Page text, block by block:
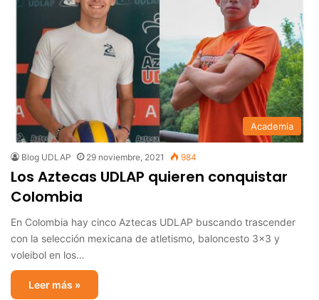
Academia
Blog UDLAP 29 noviembre, 2021 984
Los Aztecas UDLAP quieren conquistar
Colombia
En Colombia hay cinco Aztecas UDLAP buscando trascender
con la selección mexicana de atletismo, baloncesto 3x3 y
voleibol en los…
Leer más »